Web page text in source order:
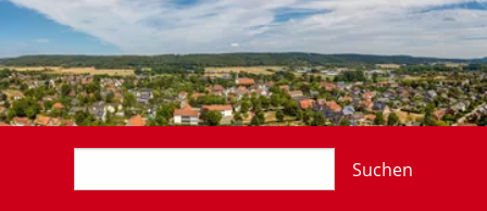
Suchen